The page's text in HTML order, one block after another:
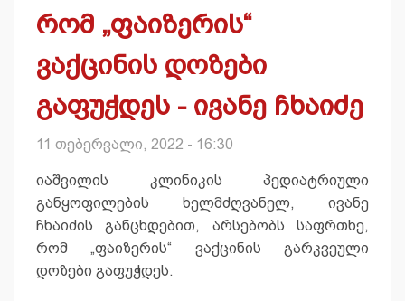
რომ „ფაიზერის“
ვაქცინის დოზები
გაფუჭდეს - ივანე ჩხაიძე
11 თებერვალი, 2022 - 16:30
იაშვილის კლინიკის პედიატრიული
განყოფილების ხელმძღვანელ, ივანე
ჩხაიძის განცხდებით, არსებობს საფრთხე,
რომ „ფაიზერის“ ვაქცინის გარკვეული
დოზები გაფუჭდეს.